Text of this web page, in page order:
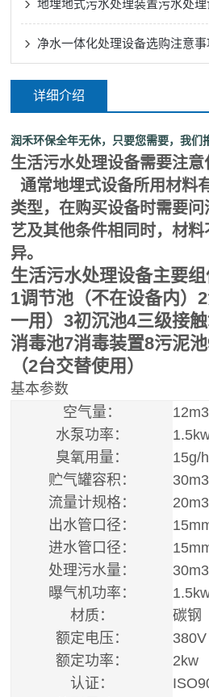
净水一体化处理设备选购注意事
详细介绍
润禾环保全年无休，只要您需要，我们
生活污水处理设备需要注意
通常地埋式设备所用材料
类型，在购买设备时需要
艺及其他条件相同时，材
异。
生活污水处理设备主要
1调节池（不在设备内）
一用）3初沉池4三级接
消毒池7消毒装置8污泥
（2台交替使用）
基本参数
空气量：
水泵功率：
臭氧用量：
15g/h
贮气罐容积：
30m3
流量计规格：
出水管口径：
进水管口径：
处理污水量：
曝气机功率：
材质：
碳钢
额定电压：
380V
额定功率：
2kw
认证：